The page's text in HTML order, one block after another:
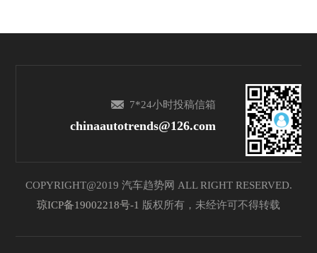
7*24小时投稿信箱
chinaautotrends@126.com
COPYRIGHT@2019 汽车趋势网 ALL RIGHT RESERVED.
琼ICP备19002218号-1 版权所有，未经许可不得转载